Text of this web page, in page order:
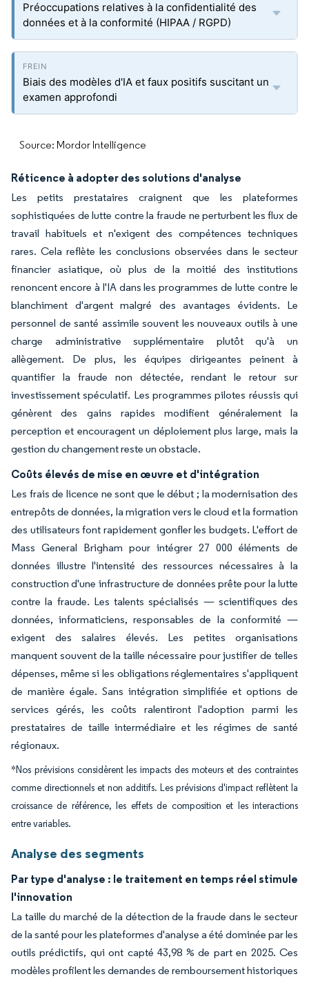
Préoccupations relatives à la confidentialité des
données et à la conformité (HIPAA / RGPD)
Biais des modèles d'IA et faux positifs suscitant un
examen approfondi
Source: Mordor Intelligence
Réticence à adopter des solutions d'analyse
Les petits prestataires craignent que les plateformes
sophistiquées de lutte contre la fraude ne perturbent les flux de
travail habituels et n'exigent des compétences techniques
rares. Cela reflète les conclusions observées dans le secteur
financier asiatique, où plus de la moitié des institutions
renoncent encore à l'IA dans les programmes de lutte contre le
blanchiment d'argent malgré des avantages évidents. Le
personnel de santé assimile souvent les nouveaux outils à une
charge administrative supplémentaire plutôt qu'à un
allègement. De plus, les équipes dirigeantes peinent à
quantifier la fraude non détectée, rendant le retour sur
investissement spéculatif. Les programmes pilotes réussis qui
génèrent des gains rapides modifient généralement la
perception et encouragent un déploiement plus large, mais la
gestion du changement reste un obstacle.
Coûts élevés de mise en œuvre et d'intégration
Les frais de licence ne sont que le début ; la modernisation des
entrepôts de données, la migration vers le cloud et la formation
des utilisateurs font rapidement gonfler les budgets. L'effort de
Mass General Brigham pour intégrer 27 000 éléments de
données illustre l'intensité des ressources nécessaires à la
construction d'une infrastructure de données prête pour la lutte
contre la fraude. Les talents spécialisés — scientifiques des
données, informaticiens, responsables de la conformité —
exigent des salaires élevés. Les petites organisations
manquent souvent de la taille nécessaire pour justifier de telles
dépenses, même si les obligations réglementaires s'appliquent
de manière égale. Sans intégration simplifiée et options de
services gérés, les coûts ralentiront l'adoption parmi les
prestataires de taille intermédiaire et les régimes de santé
régionaux.
*Nos prévisions considèrent les impacts des moteurs et des contraintes
comme directionnels et non additifs. Les prévisions d'impact reflètent la
croissance de référence, les effets de composition et les interactions
entre variables.
Analyse des segments
Par type d'analyse : le traitement en temps réel stimule
l'innovation
La taille du marché de la détection de la fraude dans le secteur
de la santé pour les plateformes d'analyse a été dominée par les
outils prédictifs, qui ont capté 43,98 % de part en 2025. Ces
modèles profilent les demandes de remboursement historiques